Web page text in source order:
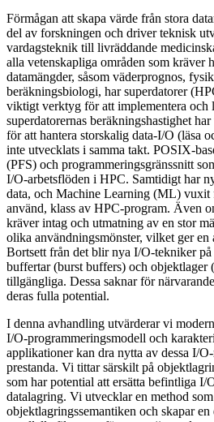
Förmågan att skapa värde från stora
del av forskningen och driver teknisk
vardagsteknik till livräddande
alla vetenskapliga områden som kräver
datamängder, såsom väderprognos,
beräkningsbiologi, har superdatorer
viktigt verktyg för att implementera och
superdatorernas beräkningshastighet
för att hantera storskalig data-I/O (läsa
inte utvecklats i samma takt. POSIX-
(PFS) och programmeringsgränssnitt
I/O-arbetsflöden i HPC. Samtidigt har
data, och Machine Learning (ML) vuxit
använd, klass av HPC-program. Även
kräver intag och utmatning av en stor
olika användningsmönster, vilket ger en
Bortsett från det blir nya I/O-tekniker
buffertar (burst buffers) och objektlager
tillgängliga. Dessa saknar för
deras fulla potential.
I denna avhandling utvärderar vi
I/O-programmeringsmodell och
applikationer kan dra nytta av dessa I/
prestanda. Vi tittar särskilt på
som har potential att ersätta befintliga I/
datalagring. Vi utvecklar en method
objektlagringssemantiken och skapar